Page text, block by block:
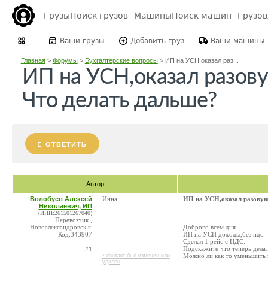
ГрузыПоиск грузов МашиныПоиск машин
Ваши грузы Добавить груз Ваши машины
Главная> Форумы> Бухгалтерские вопросы> ИП на УСН,оказал раз...
ИП на УСН,оказал
Что делать дальше?
ОТВЕТИТЬ
Автор
Волобуев Алексей
Николаевич, ИП
(ИНН:261501267040)
Перевозчик ,
Новоалександровск г.
Код:343907
#1
Инна
* контакт был изменен или
удален
ИП на УСН,оказал
Доброго всем дня.
ИП на УСН доходы,без ндс.
Сделал 1 рейс с НДС.
Подскажите что теперь
Можно ли как то уменьшить